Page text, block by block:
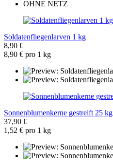
Soldatenfliegenlarven 1 kg
8,90 €
8,90 € pro 1 kg
Sonnenblumenkerne gestreift 25 kg
37,90 €
1,52 € pro 1 kg